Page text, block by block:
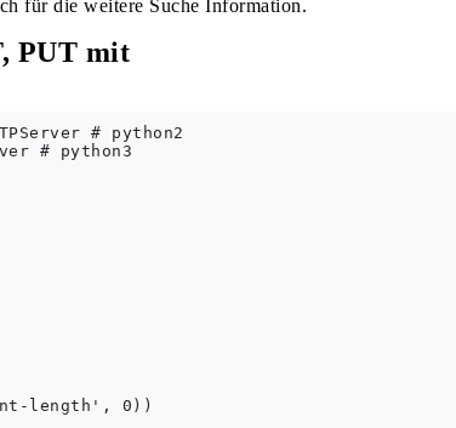
für die weitere Suche Information.
PUT mit
# python2
# python3
length', 0))